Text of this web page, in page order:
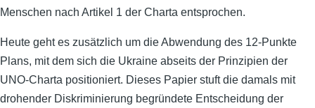
Menschen nach Artikel 1 der Charta entsprochen.
Heute geht es zusätzlich um die Abwendung des 12-Punkte
Plans, mit dem sich die Ukraine abseits der Prinzipien der
UNO-Charta positioniert. Dieses Papier stuft die damals mit
drohender Diskriminierung begründete Entscheidung der